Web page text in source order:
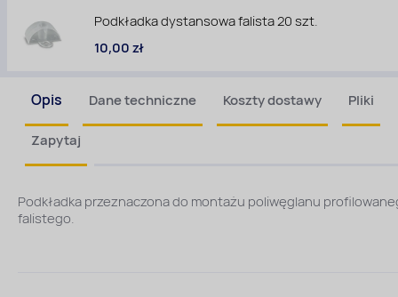
Podkładka dystansowa falista 20 szt.
10,00 zł
Opis Dane techniczne Koszty dostawy Pliki
Zapytaj
Podkładka przeznaczona do montażu poliwęglanu
falistego.